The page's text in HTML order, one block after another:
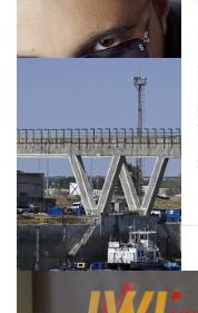
TÁMOGATÓI
Forbes-sztori